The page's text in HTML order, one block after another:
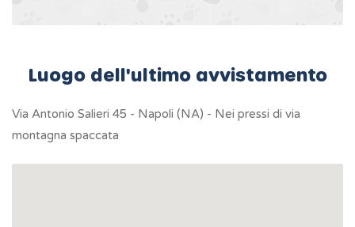
Luogo dell'ultimo avvistamento
Via Antonio Salieri 45 - Napoli (NA) - Nei pressi di via
montagna spaccata